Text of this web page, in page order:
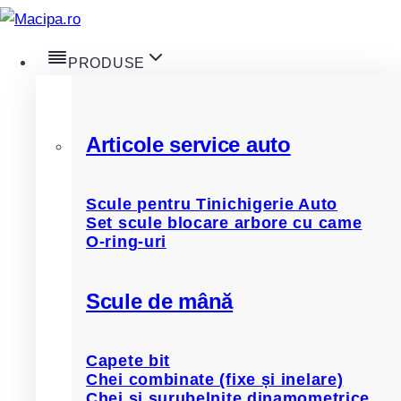
Skip
content
PRODUSE
Articole service auto
Scule pentru Tinichigerie Auto
Set scule blocare arbore cu came
O-ring-uri
Scule de mână
Capete bit
Chei combinate (fixe și inelare)
Afișez 1 - 12 din 1322 de rezultate